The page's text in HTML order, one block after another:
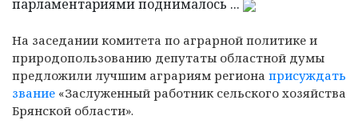
парламентариями поднималось ...
На заседании комитета по аграрной политике и
природопользованию депутаты областной думы
предложили лучшим аграриям региона присуждать
звание «Заслуженный работник сельского хозяйства
Брянской области».